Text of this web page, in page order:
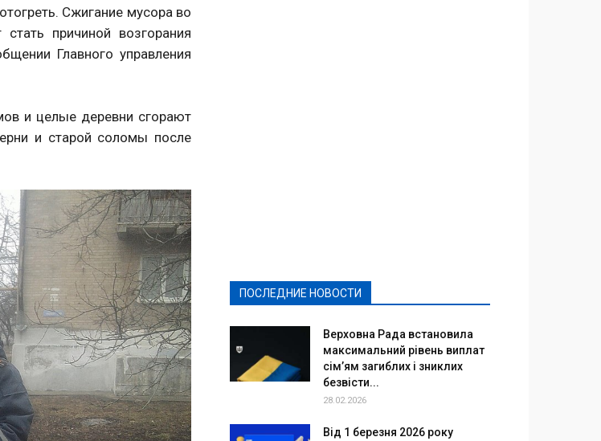
Сжигание мусора во
причиной возгорания
Главного управления
и целые деревни сгорают
и старой соломы после
ПОСЛЕДНИЕ НОВОСТИ
Верховна Рада встановила
максимальний рівень виплат
сім’ям загиблих і зниклих
безвісти...
28.02.2026
Від 1 березня 2026 року